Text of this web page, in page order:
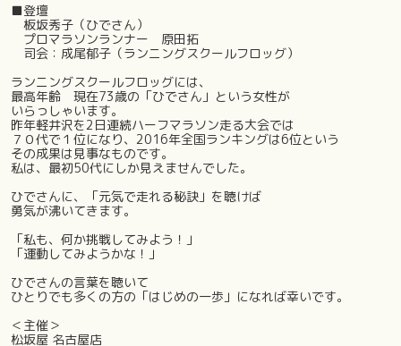
■登壇
板坂秀子（ひでさん）
プロマラソンランナー 原田拓
司会：成尾郁子（ランニングスクールフロッグ）
ランニングスクールフロッグには、
最高年齢 現在73歳の「ひでさん」という女性が
いらっしゃいます。
昨年軽井沢を2日連続ハーフマラソン走る大会では
７０代で１位になり、2016年全国ランキングは6位という
その成果は見事なものです。
私は、最初50代にしか見えませんでした。
ひでさんに、「元気で走れる秘訣」を聴けば
勇気が沸いてきます。
「私も、何か挑戦してみよう！」
「運動してみようかな！」
ひでさんの言葉を聴いて
ひとりでも多くの方の「はじめの一歩」になれば幸いです。
＜主催＞
松坂屋 名古屋店